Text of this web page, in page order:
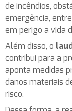
de incêndios,
emergência,
em perigo a vida
Além disso, o
contribui para a
aponta medidas
danos materiais
risco.